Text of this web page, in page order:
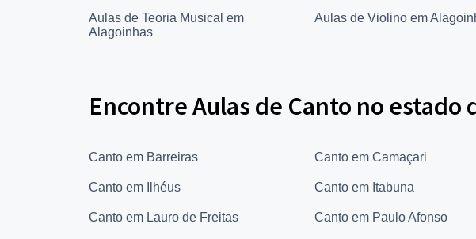
Aulas de Teoria Musical em
Alagoinhas
Aulas de Violino em
Encontre Aulas de Canto no estado
Canto em Barreiras Canto em Camaçari
Canto em Ilhéus Canto em Itabuna
Canto em Lauro de Freitas Canto em Paulo Afonso